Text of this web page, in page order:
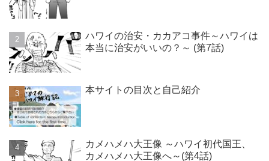
ハワイの治安・カカアコ事件～ハワイは
本当に治安がいいの？～ (第7話)
本サイトの目次と自己紹介
カメハメハ大王像 ～ハワイ初代国王、
カメハメハ大王像へ～(第4話)